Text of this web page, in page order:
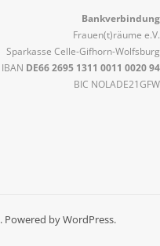
Bankverbindung
Frauen(t)räume e.V.
Sparkasse Celle-Gifhorn-Wolfsburg
IBAN DE66 2695 1311 0011 0020 94
BIC NOLADE21GFW
. Powered byWordPress.